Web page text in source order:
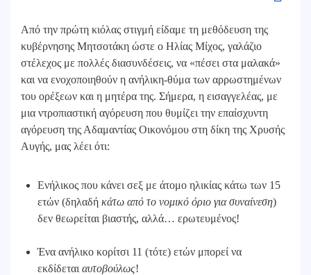
Από την πρώτη κιόλας στιγμή είδαμε τη μεθόδευση της
κυβέρνησης Μητσοτάκη ώστε ο Ηλίας Μίχος, γαλάζιο
στέλεχος με πολλές διασυνδέσεις, να «πέσει στα μαλακά»
και να ενοχοποιηθούν η ανήλικη-θύμα των αρρωστημένων
του ορέξεων και η μητέρα της. Σήμερα, η εισαγγελέας, με
μια ντροπιαστική αγόρευση που θυμίζει την επαίσχυντη
αγόρευση της Αδαμαντίας Οικονόμου στη δίκη της Χρυσής
Αυγής, μας λέει ότι:
Ενήλικος που κάνει σεξ με άτομο ηλικίας κάτω των 15
ετών (δηλαδή κάτω από το νομικό όριο για συναίνεση)
δεν θεωρείται βιαστής, αλλά… ερωτευμένος!
Ένα ανήλικο κορίτσι 11 (τότε) ετών μπορεί να
εκδίδεται αυτοβούλως!